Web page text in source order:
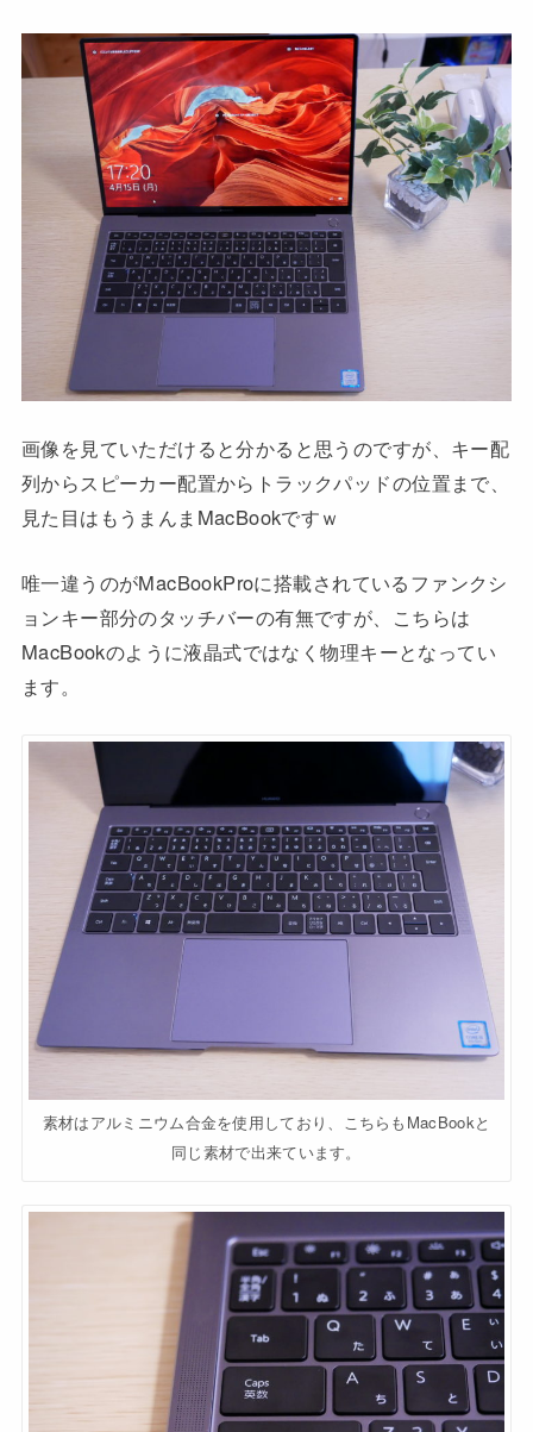
画像を見ていただけると分かると思うのですが、キー配
列からスピーカー配置からトラックパッドの位置まで、
見た目はもうまんまMacBookですｗ
唯一違うのがMacBookProに搭載されているファンクシ
ョンキー部分のタッチバーの有無ですが、こちらは
MacBookのように液晶式ではなく物理キーとなってい
ます。
素材はアルミニウム合金を使用しており、こちらもMacBookと
同じ素材で出来ています。